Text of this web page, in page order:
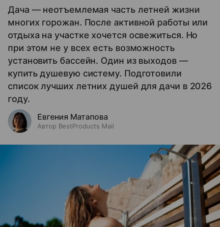
Дача — неотъемлемая часть летней жизни
многих горожан. После активной работы или
отдыха на участке хочется освежиться. Но
при этом не у всех есть возможность
установить бассейн. Один из выходов —
купить душевую систему. Подготовили
список лучших летних душей для дачи в 2026
году.
Евгения Матапова
Автор BestProducts Mail